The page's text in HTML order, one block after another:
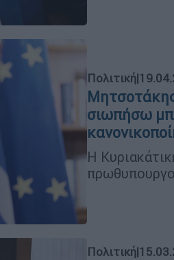
Πολιτική|
σιωπήσω
Η
Πολιτική|